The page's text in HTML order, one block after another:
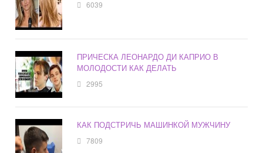
6039
ПРИЧЕСКА ЛЕОНАРДО ДИ КАПРИО В
МОЛОДОСТИ КАК ДЕЛАТЬ
2995
КАК ПОДСТРИЧЬ МАШИНКОЙ МУЖЧИНУ
7809